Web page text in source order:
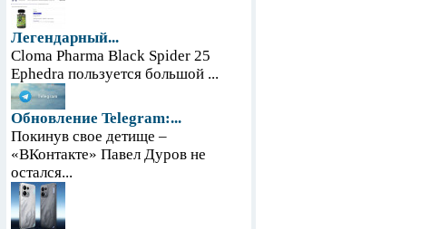
Легендарный...
Cloma Pharma Black Spider 25
Ephedra пользуется большой ...
Обновление Telegram:...
Покинув свое детище –
«ВКонтакте» Павел Дуров не
остался...